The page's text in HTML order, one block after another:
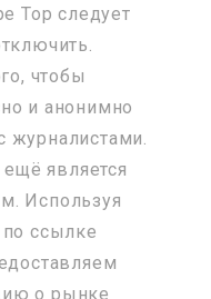
Тор следует
чтобы
и анонимно
журналистами.
является
Используя
ссылке
о рынке